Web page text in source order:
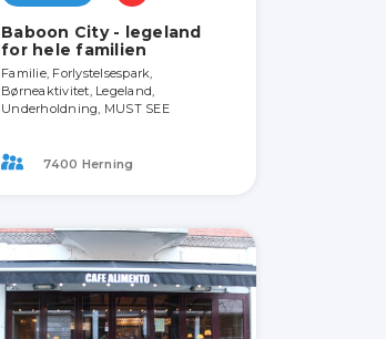
Baboon City - legeland
for hele familien
Familie, Forlystelsespark,
Børneaktivitet, Legeland,
Underholdning, MUST SEE
7400 Herning